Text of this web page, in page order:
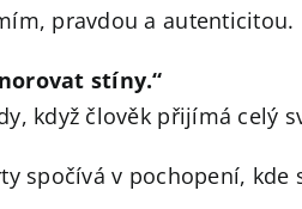
pravdou a autenticitou.
stíny.“
když člověk přijímá celý
spočívá v pochopení, kde